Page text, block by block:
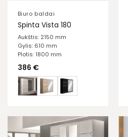
Biuro baldai
Spinta Vista 180
Aukštis: 2150 mm
Gylis: 610 mm
Plotis: 1800 mm
386 €